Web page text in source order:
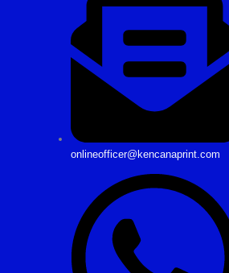
onlineofficer@kencanaprint.com